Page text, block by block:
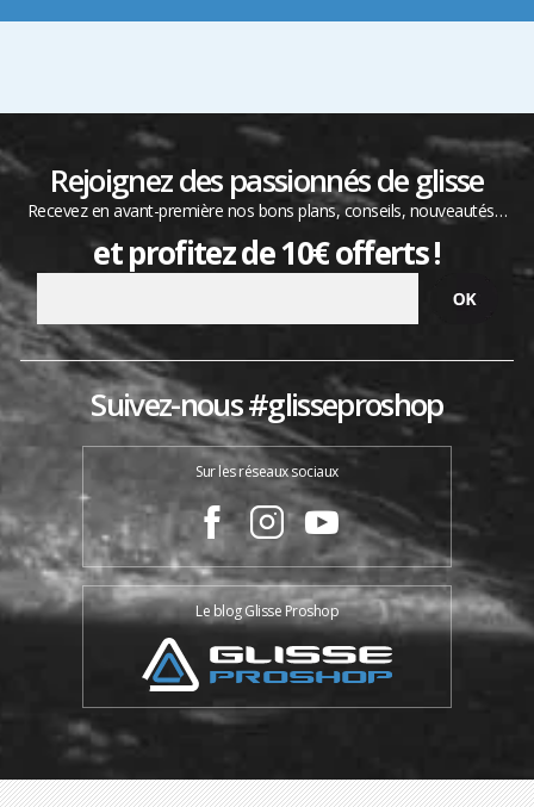
Rejoignez des passionnés de glisse
Recevez en avant-première nos bons plans, conseils, nouveautés…
et profitez de 10€ offerts !
Suivez-nous #glisseproshop
Sur les réseaux sociaux
Le blog Glisse Proshop